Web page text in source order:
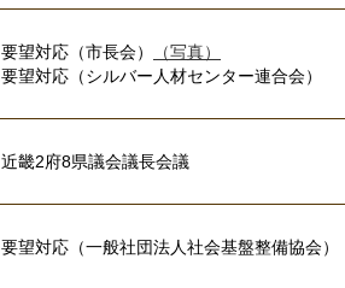
要望対応（市長会）
（写真）
要望対応（シルバー人材センター連合会）
近畿2府8県議会議長会議
要望対応（一般社団法人社会基盤整備協会）